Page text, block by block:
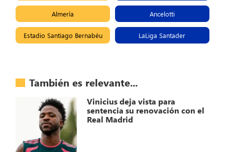
Almería Ancelotti
Estadio Santiago Bernabéu LaLiga Santader
También es relevante...
Vinicius deja vista para
sentencia su renovación con el
Real Madrid